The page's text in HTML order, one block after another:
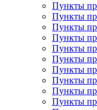
Пункты
Пункты
Пункты
Пункты
Пункты
Пункты
Пункты
Пункты
Пункты
Пункты